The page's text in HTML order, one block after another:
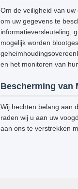
Om de veiligheid van
om uw gegevens te
informatieversleuteling,
mogelijk worden
en het monitoren van
Bescherming van
Wij hechten belang aan
raden wij u aan uw
aan ons te verstrekken